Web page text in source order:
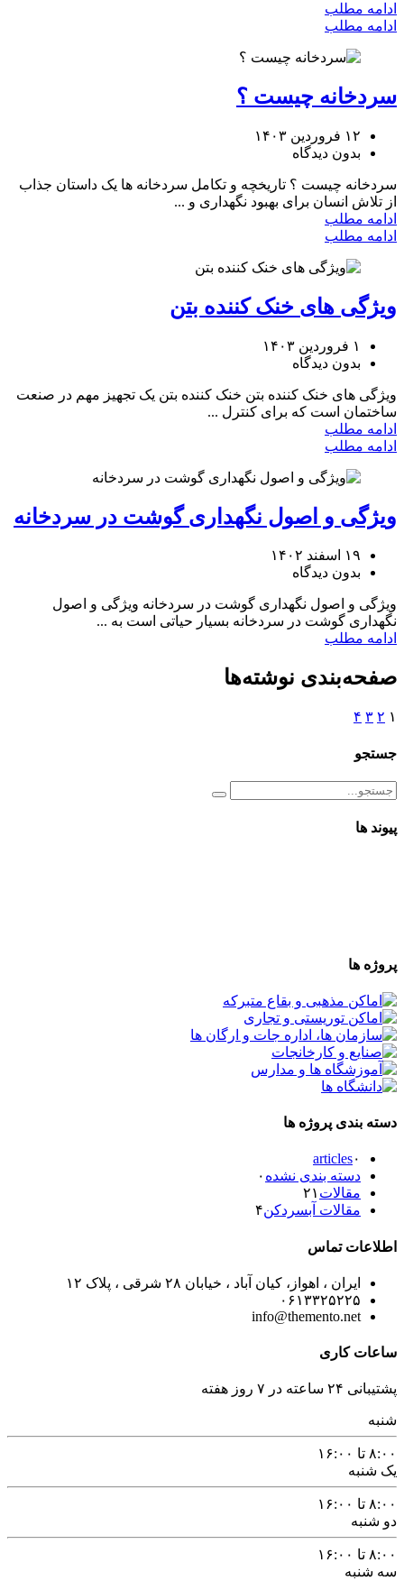
ادامه مطلب
ادامه مطلب
سردخانه چیست ؟
۱۲ فروردین ۱۴۰۳
بدون دیدگاه
سردخانه چیست ؟ تاریخچه و تکامل سردخانه ‌ها یک داستان جذاب
از تلاش انسان برای بهبود نگهداری و ...
ادامه مطلب
ادامه مطلب
ویژگی ‌های خنک ‌کننده بتن
۱ فروردین ۱۴۰۳
بدون دیدگاه
ویژگی ‌های خنک ‌کننده بتن خنک‌ کننده بتن یک تجهیز مهم در صنعت
ساختمان است که برای کنترل ...
ادامه مطلب
ادامه مطلب
ویژگی و اصول نگهداری گوشت در سردخانه
۱۹ اسفند ۱۴۰۲
بدون دیدگاه
ویژگی و اصول نگهداری گوشت در سردخانه ویژگی‌ و اصول
نگهداری گوشت در سردخانه بسیار حیاتی است به‌ ...
ادامه مطلب
صفحه‌بندی نوشته‌ها
۱ ۲ ۳ ۴
جستجو
پیوند ها
پروژه ها
دسته بندی پروژه ها
articles۰
دسته بندی نشده ۰
مقالات ۲۱
مقالات آبسردکن۴
اطلاعات تماس
ایران ، اهواز، کیان آباد ، خیابان ۲۸ شرقی ، پلاک ۱۲
۰۶۱۳۳۲۵۲۲۵
info@themento.net
ساعات کاری
پشتیبانی ۲۴ ساعته در ۷ روز هفته
شنبه
۸:۰۰ تا ۱۶:۰۰
یک شنبه
۸:۰۰ تا ۱۶:۰۰
دو شنبه
۸:۰۰ تا ۱۶:۰۰
سه شنبه